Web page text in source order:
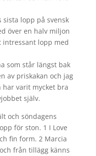
sista lopp på svensk
över en halv miljon
intressant lopp med
som står längst bak
av priskakan och jag
har varit mycket bra
själv.
och söndagens
för ston. 1 I Love
fin form. 2 Marcia
från tillägg känns